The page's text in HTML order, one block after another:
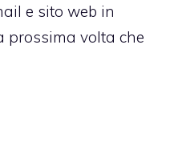
e sito web in
prossima volta che